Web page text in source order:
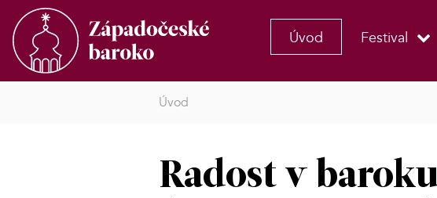
Úvod Festival
Úvod
Radost v